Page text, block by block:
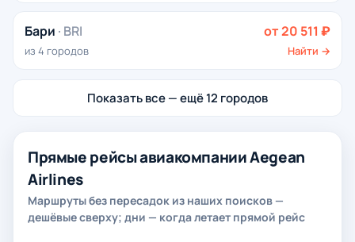
Бари · BRI
из 4 городов
от 20 511 ₽
Найти →
Показать все — ещё 12 городов
Прямые рейсы авиакомпании Aegean
Airlines
Маршруты без пересадок из наших поисков —
дешёвые сверху; дни — когда летает прямой рейс